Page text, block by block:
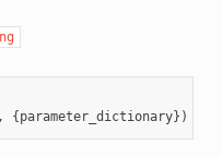
, {parameter_dictionary})